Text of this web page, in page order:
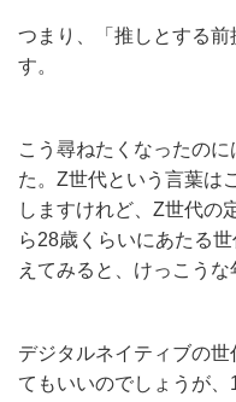
つまり、「推しとする
す。
こう尋ねたくなったの
た。Z世代という言葉は
しますけれど、Z世代の
ら28歳くらいにあたる
えてみると、けっこうな
デジタルネイティブの
てもいいのでしょうが、